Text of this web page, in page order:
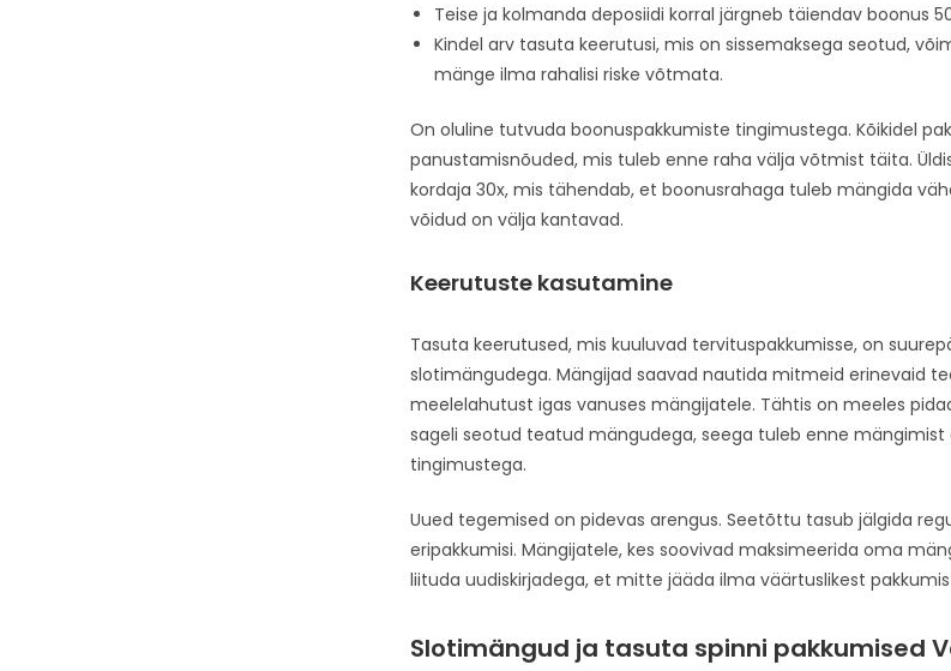
Teise ja kolmanda deposiidi korral järgneb täiendav boonus
Kindel arv tasuta keerutusi, mis on sissemaksega seotud,
mänge ilma rahalisi riske võtmata.
On oluline tutvuda boonuspakkumiste tingimustega. Kõikidel
panustamisnõuded, mis tuleb enne raha välja võtmist täita.
kordaja 30x, mis tähendab, et boonusrahaga tuleb mängida
võidud on välja kantavad.
Keerutuste kasutamine
Tasuta keerutused, mis kuuluvad tervituspakkumisse, on
slotimängudega. Mängijad saavad nautida mitmeid erinevaid
meelelahutust igas vanuses mängijatele. Tähtis on meeles
sageli seotud teatud mängudega, seega tuleb enne
tingimustega.
Uued tegemised on pidevas arengus. Seetõttu tasub jälgida
eripakkumisi. Mängijatele, kes soovivad maksimeerida oma
liituda uudiskirjadega, et mitte jääda ilma väärtuslikest
Slotimängud ja tasuta spinni pakkumised